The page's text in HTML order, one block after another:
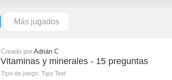
Más jugados
Creado por Adrián C
Vitaminas y minerales - 15 preguntas
Tipo de juego: Tipo Test